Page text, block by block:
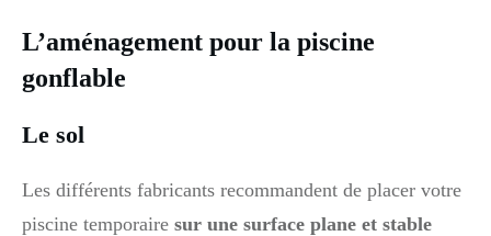
L’aménagement pour la piscine
gonflable
Le sol
Les différents fabricants recommandent de placer votre
piscine temporaire sur une surface plane et stable